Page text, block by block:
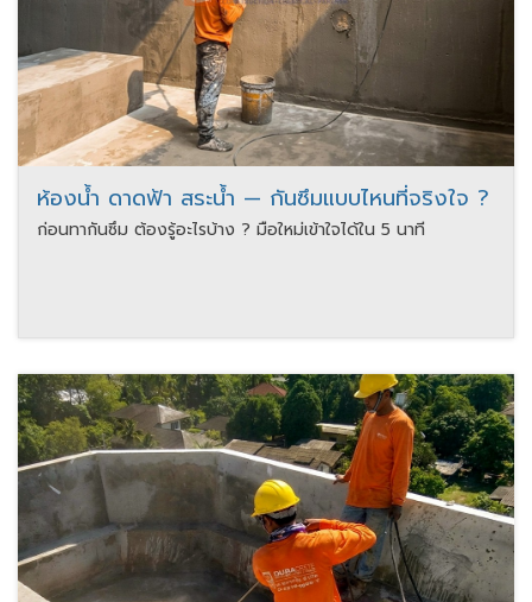
ห้องน้ำ ดาดฟ้า สระน้ำ — กันซึมแบบไหนที่จริงใจ ?
ก่อนทากันซึม ต้องรู้อะไรบ้าง ? มือใหม่เข้าใจได้ใน 5 นาที